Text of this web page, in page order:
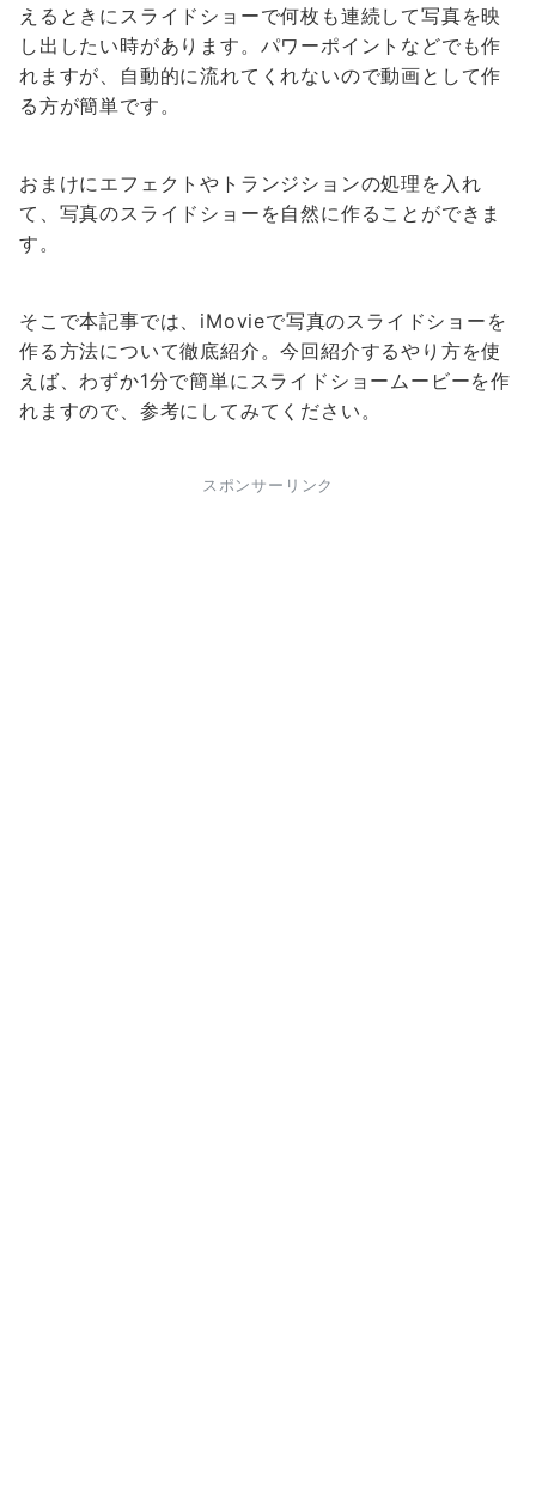
えるときにスライドショーで何枚も連続して写真を映
し出したい時があります。パワーポイントなどでも作
れますが、自動的に流れてくれないので動画として作
る方が簡単です。
おまけにエフェクトやトランジションの処理を入れ
て、写真のスライドショーを自然に作ることができま
す。
そこで本記事では、iMovieで写真のスライドショーを
作る方法について徹底紹介。今回紹介するやり方を使
えば、わずか1分で簡単にスライドショームービーを作
れますので、参考にしてみてください。
スポンサーリンク